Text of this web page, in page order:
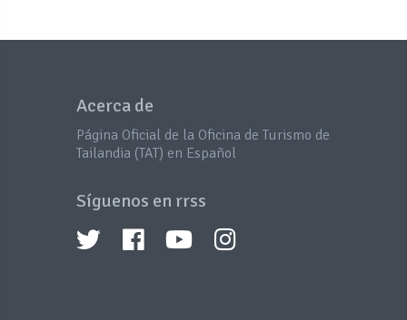
Acerca de
Página Oficial de la Oficina de Turismo de
Tailandia (TAT) en Español
Síguenos en rrss